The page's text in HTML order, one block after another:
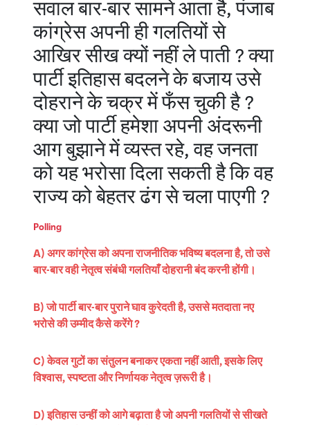
सवाल बार-बार सामने आता है, पंजाब
कांग्रेस अपनी ही गलतियों से
आखिर सीख क्यों नहीं ले पाती ? क्या
पार्टी इतिहास बदलने के बजाय उसे
दोहराने के चक्र में फँस चुकी है ?
क्या जो पार्टी हमेशा अपनी अंदरूनी
आग बुझाने में व्यस्त रहे, वह जनता
को यह भरोसा दिला सकती है कि वह
राज्य को बेहतर ढंग से चला पाएगी ?
Polling
A) अगर कांग्रेस को अपना राजनीतिक भविष्य बदलना है, तो उसे
बार-बार वही नेतृत्व संबंधी गलतियाँ दोहरानी बंद करनी होंगी।
B) जो पार्टी बार-बार पुराने घाव कुरेदती है, उससे मतदाता नए
भरोसे की उम्मीद कैसे करेंगे ?
C) केवल गुटों का संतुलन बनाकर एकता नहीं आती, इसके लिए
विश्वास, स्पष्टता और निर्णायक नेतृत्व ज़रूरी है।
D) इतिहास उन्हीं को आगे बढ़ाता है जो अपनी गलतियों से सीखते